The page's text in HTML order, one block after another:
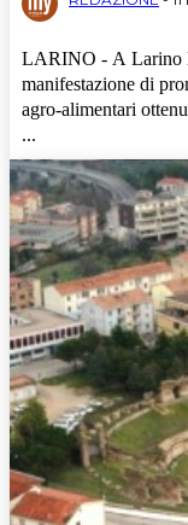
LARINO - A Larino
manifestazione di
agro-alimentari
...